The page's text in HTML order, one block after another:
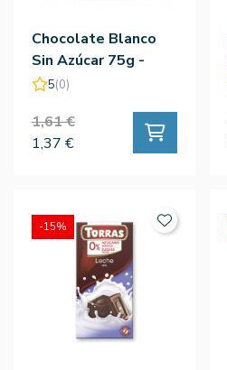
Chocolate Blanco
Sin Azúcar 75g -
Torras
5(0)
1,61 €
1,37 €
-15%